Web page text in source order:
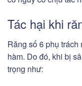
Tác hại khi
Răng số 6 phụ
hàm. Do đó, khi bị
trọng như: